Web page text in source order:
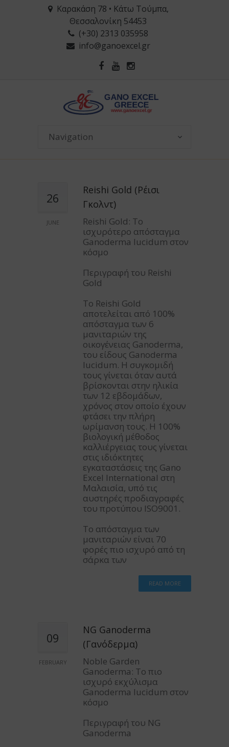
Καρακάση 78 • Κάτω Τούμπα,
Θεσσαλονίκη 54453
(+30) 2313 035958
info@ganoexcel.gr
26
JUNE
Reishi Gold (Ρέισι
Γκολντ)
Reishi Gold: Το
ισχυρότερο απόσταγμα
Ganoderma lucidum στον
κόσμο
Περιγραφή του Reishi
Gold
Το Reishi Gold
αποτελείται από 100%
απόσταγμα των 6
μανιταριών της
οικογένειας Ganoderma,
του είδους Ganoderma
lucidum. Η συγκομιδή
τους γίνεται όταν αυτά
βρίσκονται στην ηλικία
των 12 εβδομάδων,
χρόνος στον οποίο έχουν
φτάσει την πλήρη
ωρίμανση τους. Η 100%
βιολογική μέθοδος
καλλιέργειας τους γίνεται
στις ιδιόκτητες
εγκαταστάσεις της Gano
Excel International στη
Μαλαισία, υπό τις
αυστηρές προδιαγραφές
του προτύπου ISO9001.
Το απόσταγμα των
μανιταριών είναι 70
φορές πιο ισχυρό από τη
σάρκα των
READ MORE
09
FEBRUARY
NG Ganoderma
(Γανόδερμα)
Noble Garden
Ganoderma: Το πιο
ισχυρό εκχύλισμα
Ganoderma lucidum στον
κόσμο
Περιγραφή του NG
Ganoderma